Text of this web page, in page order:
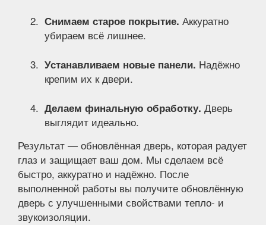
Снимаем старое покрытие. Аккуратно
убираем всё лишнее.
Устанавливаем новые панели. Надёжно
крепим их к двери.
Делаем финальную обработку. Дверь
выглядит идеально.
Результат — обновлённая дверь, которая радует
глаз и защищает ваш дом. Мы сделаем всё
быстро, аккуратно и надёжно. После
выполненной работы вы получите обновлённую
дверь с улучшенными свойствами тепло- и
звукоизоляции.